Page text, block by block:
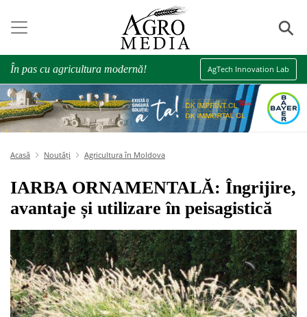
⚲
În pas cu agricultura modernă! AgTech Innovation Lab
Acasă Noutăți Agricultura în Moldova
IARBA ORNAMENTALĂ: Îngrijire,
avantaje și utilizare în peisagistică